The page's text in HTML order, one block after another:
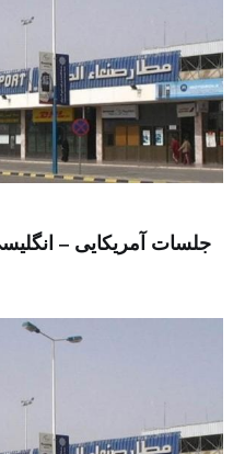
جلسات آمریکایی –